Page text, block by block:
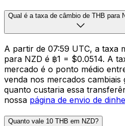
Qual é a taxa de câmbio de THB para
A partir de 07:59 UTC, a taxa
para NZD é ฿1 = $0.0514. A
mercado é o ponto médio
venda nos mercados cambiais
quanto custaria essa
nossa página de envio de
Quanto vale 10 THB em NZD?